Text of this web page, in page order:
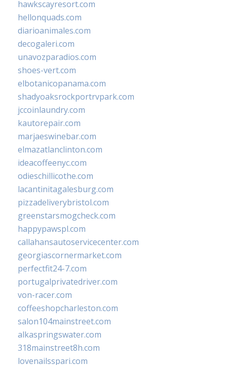
hawkscayresort.com
hellonquads.com
diarioanimales.com
decogaleri.com
unavozparadios.com
shoes-vert.com
elbotanicopanama.com
shadyoaksrockportrvpark.com
jccoinlaundry.com
kautorepair.com
marjaeswinebar.com
elmazatlanclinton.com
ideacoffeenyc.com
odieschillicothe.com
lacantinitagalesburg.com
pizzadeliverybristol.com
greenstarsmogcheck.com
happypawspl.com
callahansautoservicecenter.com
georgiascornermarket.com
perfectfit24-7.com
portugalprivatedriver.com
von-racer.com
coffeeshopcharleston.com
salon104mainstreet.com
alkaspringswater.com
318mainstreet8h.com
lovenailsspari.com